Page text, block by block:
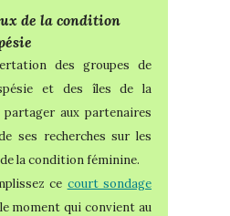
de la condition
des groupes de
et des îles de la
partager aux partenaires
ses recherches sur les
la condition féminine.
ce court sondage
moment qui convient au